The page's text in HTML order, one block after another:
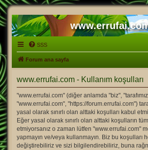
SSS
Forum ana sayfa
www.errufai.com - Kullanım koşulları
"www.errufai.com" (diğer anlamda "biz",
"www.errufai.com", "https://forum.errufai.com")
yasal olarak sınırlı olan alttaki koşulları kabul
Eğer yasal olarak sınırlı olan alttaki koşulların
etmiyorsanız o zaman lütfen "www.errufai.com"
yapmayın ve/veya kullanmayın. Biz bu koşulları
değiştirebiliriz ve sizi bilgilendirebiliriz, buna